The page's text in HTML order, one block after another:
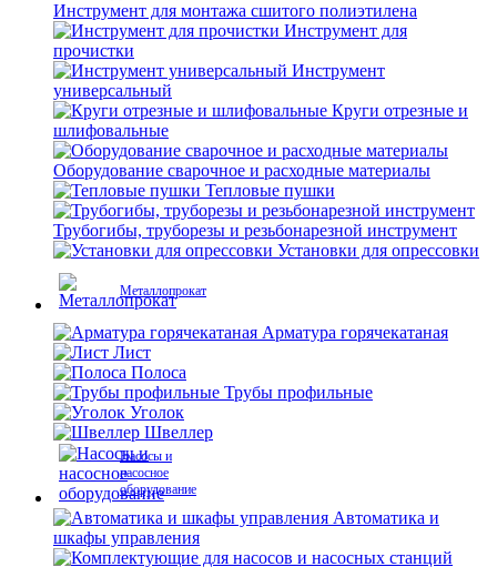
Инструмент для монтажа сшитого полиэтилена
Инструмент для
прочистки
Инструмент
универсальный
Круги отрезные и
шлифовальные
Оборудование сварочное и расходные материалы
Тепловые пушки
Трубогибы, труборезы и резьбонарезной инструмент
Установки для опрессовки
Металлопрокат
Арматура горячекатаная
Лист
Полоса
Трубы профильные
Уголок
Швеллер
Насосы и
насосное
оборудование
Автоматика и
шкафы управления